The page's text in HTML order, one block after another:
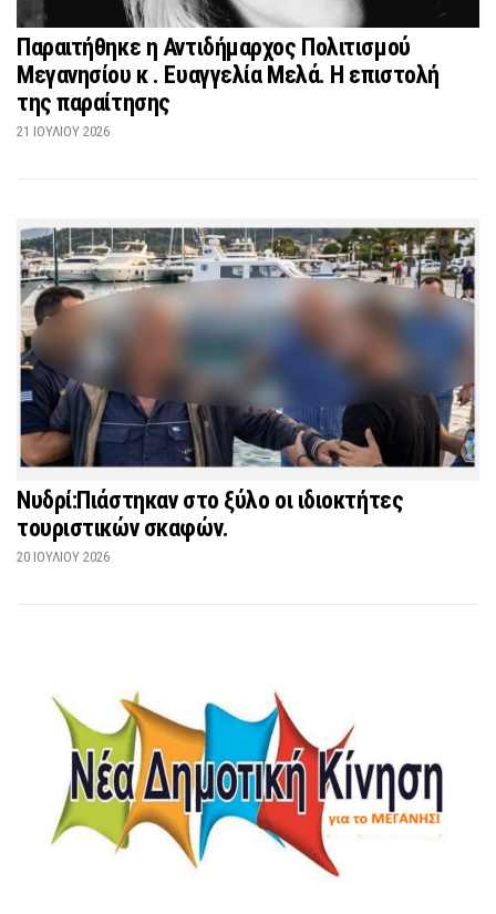
Παραιτήθηκε η Αντιδήμαρχος Πολιτισμού
Μεγανησίου κ . Ευαγγελία Μελά. Η επιστολή
της παραίτησης
21 ΙΟΥΛΊΟΥ 2026
Νυδρί:Πιάστηκαν στο ξύλο οι ιδιοκτήτες
τουριστικών σκαφών.
20 ΙΟΥΛΊΟΥ 2026